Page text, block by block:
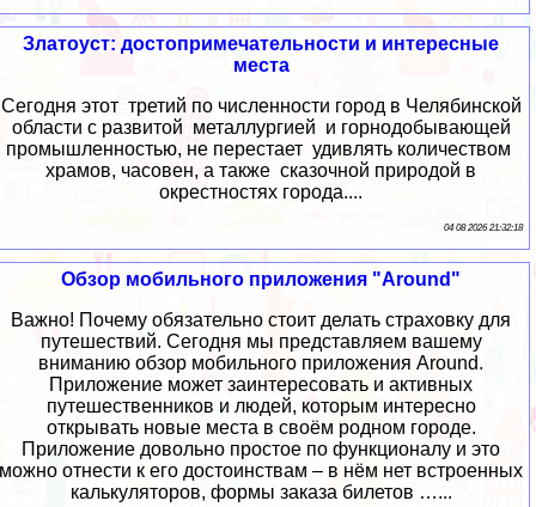
Златоуст: достопримечательности и интересные
места
Сегодня этот третий по численности город в Челябинской
области с развитой металлургией и горнодобывающей
промышленностью, не перестает удивлять количеством
храмов, часовен, а также сказочной природой в
окрестностях города....
04 08 2026 21:32:18
Обзор мобильного приложения "Around"
Важно! Почему обязательно стоит делать страховку для
путешествий. Сегодня мы представляем вашему
вниманию обзор мобильного приложения Around.
Приложение может заинтересовать и активных
путешественников и людей, которым интересно
открывать новые места в своём родном городе.
Приложение довольно простое по функционалу и это
можно отнести к его достоинствам – в нём нет встроенных
калькуляторов, формы заказа билетов …...